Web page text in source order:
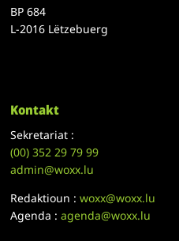
BP 684
L-2016 Lëtzebuerg
Kontakt
Sekretariat :
(00)352 29 79 99
admin@woxx.lu
Redaktioun :woxx@woxx.lu
Agenda :agenda@woxx.lu